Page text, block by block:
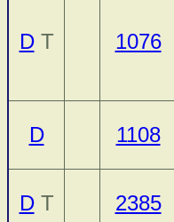
DT 1076
D 1108
DT 2385